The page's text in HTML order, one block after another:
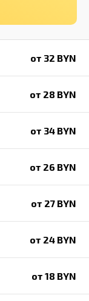
от 32 BYN
от 28 BYN
от 34 BYN
от 26 BYN
от 27 BYN
от 24 BYN
от 18 BYN